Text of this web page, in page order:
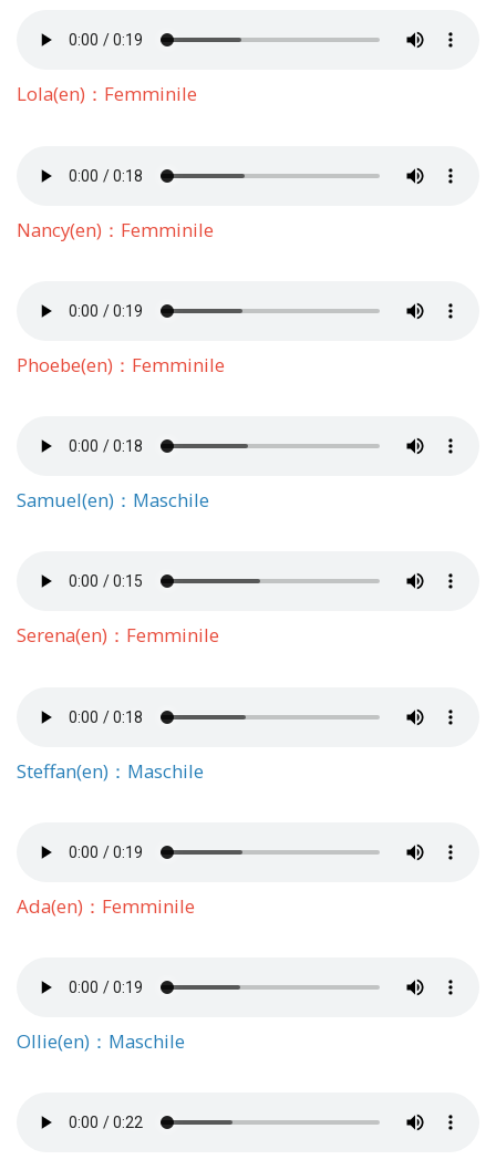
Lola(en)：Femminile
Nancy(en)：Femminile
Phoebe(en)：Femminile
Samuel(en)：Maschile
Serena(en)：Femminile
Steffan(en)：Maschile
Ada(en)：Femminile
Ollie(en)：Maschile